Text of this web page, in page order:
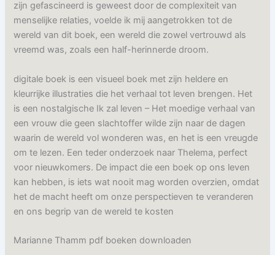
zijn gefascineerd is geweest door de complexiteit van
menselijke relaties, voelde ik mij aangetrokken tot de
wereld van dit boek, een wereld die zowel vertrouwd als
vreemd was, zoals een half-herinnerde droom.
digitale boek is een visueel boek met zijn heldere en
kleurrijke illustraties die het verhaal tot leven brengen. Het
is een nostalgische Ik zal leven – Het moedige verhaal van
een vrouw die geen slachtoffer wilde zijn naar de dagen
waarin de wereld vol wonderen was, en het is een vreugde
om te lezen. Een teder onderzoek naar Thelema, perfect
voor nieuwkomers. De impact die een boek op ons leven
kan hebben, is iets wat nooit mag worden overzien, omdat
het de macht heeft om onze perspectieven te veranderen
en ons begrip van de wereld te kosten
Marianne Thamm pdf boeken downloaden